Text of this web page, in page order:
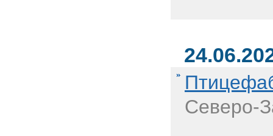
Северо-